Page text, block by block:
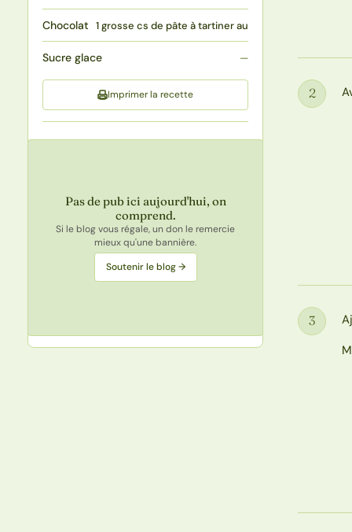
Chocolat 1 grosse cs de pâte à tartiner au
Sucre glace —
Imprimer la recette
Pas de pub ici aujourd'hui, on
comprend.
Si le blog vous régale, un don le remercie
mieux qu'une bannière.
Soutenir le blog →
Étape
2
Étape
3